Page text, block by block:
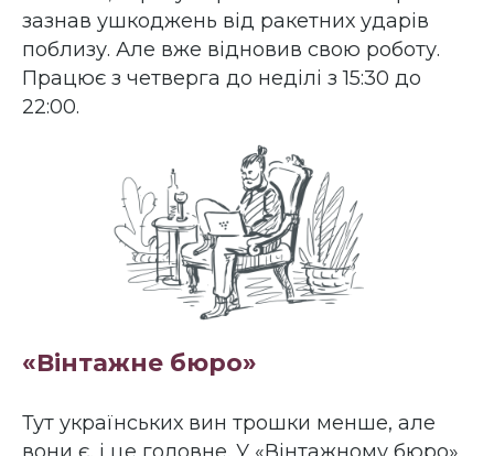
зазнав ушкоджень від ракетних ударів
поблизу. Але вже відновив свою роботу.
Працює з четверга до неділі з 15:30 до
22:00.
«Вінтажне бюро»
Тут українських вин трошки менше, але